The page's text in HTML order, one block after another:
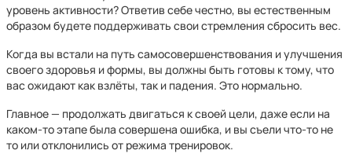
уровень активности? Ответив себе честно, вы естественным
образом будете поддерживать свои стремления сбросить вес.
Когда вы встали на путь самосовершенствования и улучшения
своего здоровья и формы, вы должны быть готовы к тому, что
вас ожидают как взлёты, так и падения. Это нормально.
Главное — продолжать двигаться к своей цели, даже если на
каком-то этапе была совершена ошибка, и вы съели что-то не
то или отклонились от режима тренировок.